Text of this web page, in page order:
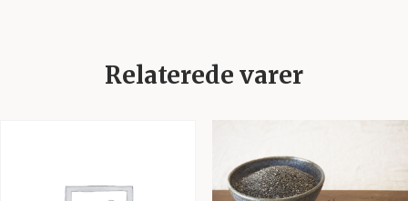
Relaterede varer